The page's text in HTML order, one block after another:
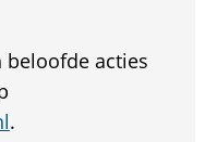
beloofde acties
.